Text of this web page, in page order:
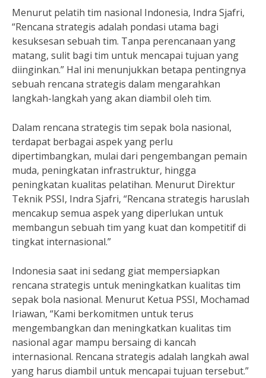
Menurut pelatih tim nasional Indonesia, Indra Sjafri,
“Rencana strategis adalah pondasi utama bagi
kesuksesan sebuah tim. Tanpa perencanaan yang
matang, sulit bagi tim untuk mencapai tujuan yang
diinginkan.” Hal ini menunjukkan betapa pentingnya
sebuah rencana strategis dalam mengarahkan
langkah-langkah yang akan diambil oleh tim.
Dalam rencana strategis tim sepak bola nasional,
terdapat berbagai aspek yang perlu
dipertimbangkan, mulai dari pengembangan pemain
muda, peningkatan infrastruktur, hingga
peningkatan kualitas pelatihan. Menurut Direktur
Teknik PSSI, Indra Sjafri, “Rencana strategis haruslah
mencakup semua aspek yang diperlukan untuk
membangun sebuah tim yang kuat dan kompetitif di
tingkat internasional.”
Indonesia saat ini sedang giat mempersiapkan
rencana strategis untuk meningkatkan kualitas tim
sepak bola nasional. Menurut Ketua PSSI, Mochamad
Iriawan, “Kami berkomitmen untuk terus
mengembangkan dan meningkatkan kualitas tim
nasional agar mampu bersaing di kancah
internasional. Rencana strategis adalah langkah awal
yang harus diambil untuk mencapai tujuan tersebut.”